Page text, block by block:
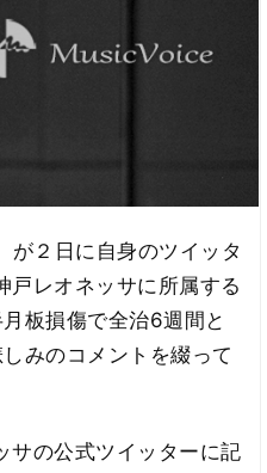
２日に自身のツイッタ
戸レオネッサに所属する
板損傷で全治6週間と
みのコメントを綴って
の公式ツイッターに記